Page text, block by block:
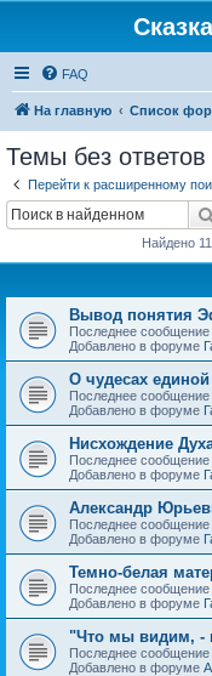
FAQ
На главную Список
Темы без ответов
Перейти к расширенному
Найдено
Вывод понятия
Последнее сообщение
Добавлено в форуме
О чудесах
Последнее сообщение
Добавлено в форуме
Нисхождение
Последнее сообщение
Добавлено в форуме
Александр
Последнее сообщение
Добавлено в форуме
Темно-белая
Последнее сообщение
Добавлено в форуме
"Что мы видим, -
Последнее сообщение
Добавлено в форуме